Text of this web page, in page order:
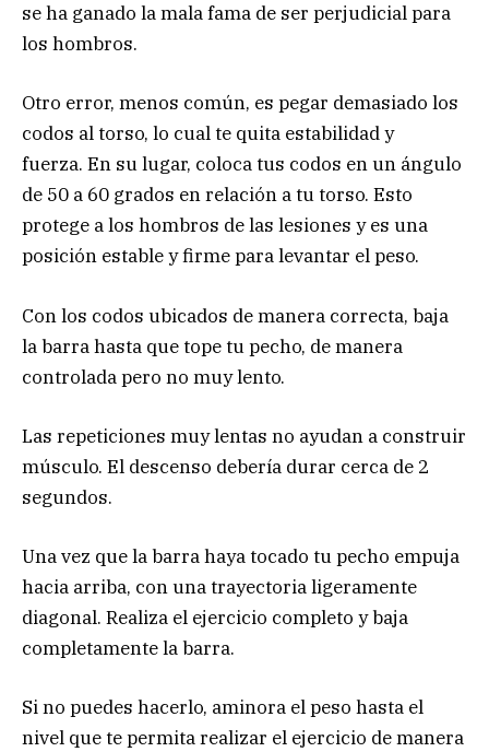
se ha ganado la mala fama de ser perjudicial para
los hombros.
Otro error, menos común, es pegar demasiado los
codos al torso, lo cual te quita estabilidad y
fuerza. En su lugar, coloca tus codos en un ángulo
de 50 a 60 grados en relación a tu torso. Esto
protege a los hombros de las lesiones y es una
posición estable y firme para levantar el peso.
Con los codos ubicados de manera correcta, baja
la barra hasta que tope tu pecho, de manera
controlada pero no muy lento.
Las repeticiones muy lentas no ayudan a construir
músculo. El descenso debería durar cerca de 2
segundos.
Una vez que la barra haya tocado tu pecho empuja
hacia arriba, con una trayectoria ligeramente
diagonal. Realiza el ejercicio completo y baja
completamente la barra.
Si no puedes hacerlo, aminora el peso hasta el
nivel que te permita realizar el ejercicio de manera